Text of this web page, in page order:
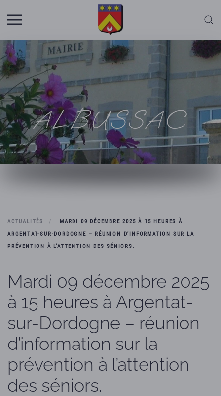
Skip to main content
ALBUSSAC
ACTUALITÉS
MARDI 09 DÉCEMBRE 2025 À 15 HEURES À
ARGENTAT-SUR-DORDOGNE – RÉUNION D’INFORMATION SUR LA
PRÉVENTION À L’ATTENTION DES SÉNIORS.
Mardi 09 décembre 2025
à 15 heures à Argentat-
sur-Dordogne – réunion
d’information sur la
prévention à l’attention
des séniors.